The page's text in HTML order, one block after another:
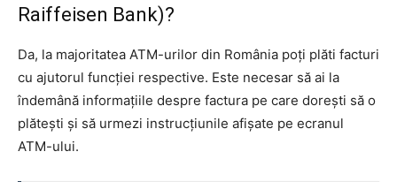
Raiffeisen Bank)?
Da, la majoritatea ATM-urilor din România poți plăti facturi
cu ajutorul funcției respective. Este necesar să ai la
îndemână informațiile despre factura pe care dorești să o
plătești și să urmezi instrucțiunile afișate pe ecranul
ATM-ului.